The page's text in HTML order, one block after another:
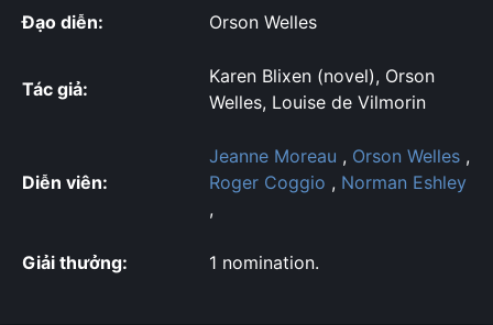
Đạo diễn: Orson Welles
Tác giả:
Karen Blixen (novel), Orson
Welles, Louise de Vilmorin
Diễn viên:
Jeanne Moreau , Orson Welles ,
Roger Coggio , Norman Eshley
,
Giải thưởng: 1 nomination.